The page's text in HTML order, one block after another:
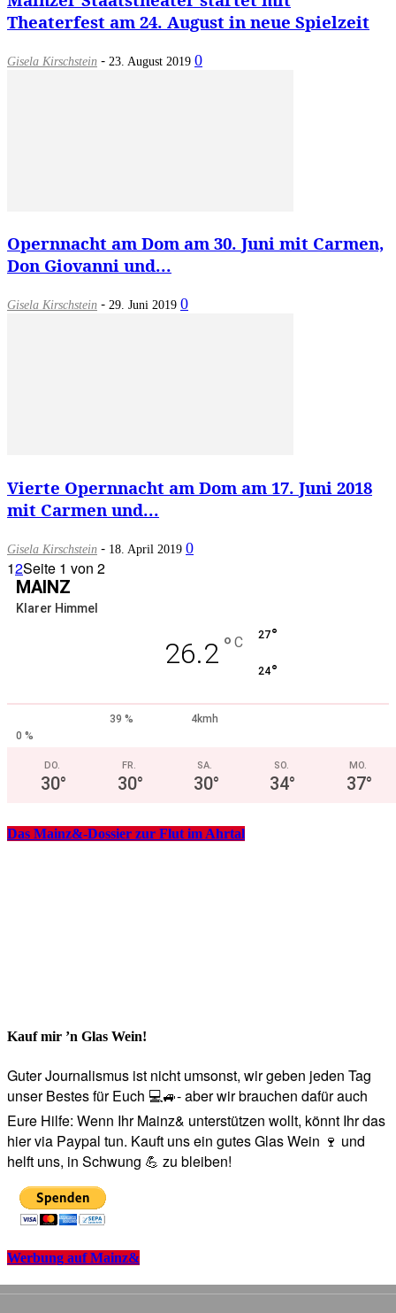
Theaterfest am 24. August in neue Spielzeit
Gisela Kirschstein - 23. August 2019 0
Opernnacht am Dom am 30. Juni mit Carmen,
Don Giovanni und...
Gisela Kirschstein - 29. Juni 2019 0
Vierte Opernnacht am Dom am 17. Juni 2018
mit Carmen und...
Gisela Kirschstein - 18. April 2019 0
12Seite 1 von 2
MAINZ
Klarer Himmel
26.2 ° C 27°
24°
39 %
4kmh
0 %
DO.
30°
FR.
30°
SA.
30°
SO.
34°
MO.
37°
Das Mainz&-Dossier zur Flut im Ahrtal
Kauf mir ’n Glas Wein!
Guter Journalismus ist nicht umsonst, wir geben jeden Tag
unser Bestes für Euch 💻🚙- aber wir brauchen dafür auch
Eure Hilfe: Wenn Ihr Mainz& unterstützen wollt, könnt Ihr das
hier via Paypal tun. Kauft uns ein gutes Glas Wein 🍷 und
helft uns, in Schwung 💪 zu bleiben!
Werbung auf Mainz&